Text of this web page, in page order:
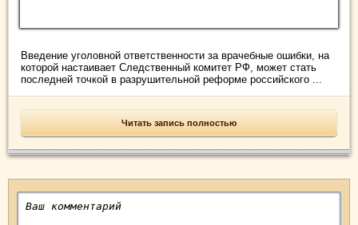
Введение уголовной ответственности за врачебные ошибки, на
которой настаивает Следственный комитет РФ, может стать
последней точкой в разрушительной реформе российского ...
Читать запись полностью